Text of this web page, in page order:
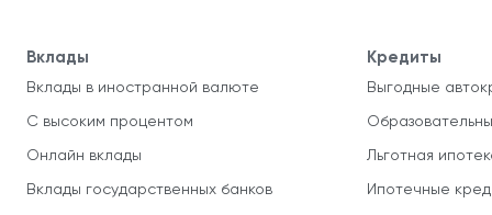
Вклады
Вклады в иностранной валюте
С высоким процентом
Онлайн вклады
Вклады государственных банков
Кредиты
Выгодные
Льготная
Ипотечные